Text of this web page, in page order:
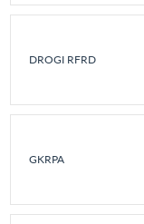
DROGI RFRD
GKRPA